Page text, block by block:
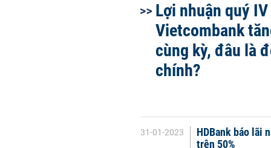
Lợi nhuận quý IV
Vietcombank
cùng kỳ, đâu là
chính?
31-01-2023
HDBank báo lãi
trên 50%